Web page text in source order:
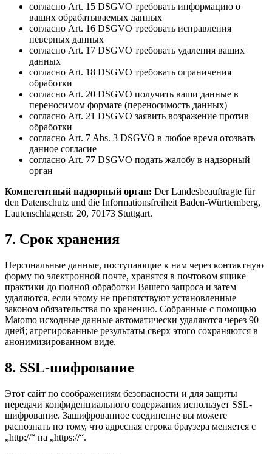
согласно Art. 15 DSGVO требовать информацию о
ваших обрабатываемых данных
согласно Art. 16 DSGVO требовать исправления
неверных данных
согласно Art. 17 DSGVO требовать удаления ваших
данных
согласно Art. 18 DSGVO требовать ограничения
обработки
согласно Art. 20 DSGVO получить ваши данные в
переносимом формате (переносимость данных)
согласно Art. 21 DSGVO заявить возражение против
обработки
согласно Art. 7 Abs. 3 DSGVO в любое время отозвать
данное согласие
согласно Art. 77 DSGVO подать жалобу в надзорный
орган
Компетентный надзорный орган: Der Landesbeauftragte für
den Datenschutz und die Informationsfreiheit Baden-Württemberg,
Lautenschlagerstr. 20, 70173 Stuttgart.
7. Срок хранения
Персональные данные, поступающие к нам через контактную
форму по электронной почте, хранятся в почтовом ящике
практики до полной обработки Вашего запроса и затем
удаляются, если этому не препятствуют установленные
законом обязательства по хранению. Собранные с помощью
Matomo исходные данные автоматически удаляются через 90
дней; агрегированные результаты сверх этого сохраняются в
анонимизированном виде.
8. SSL-шифрование
Этот сайт по соображениям безопасности и для защиты
передачи конфиденциального содержания использует SSL-
шифрование. Зашифрованное соединение вы можете
распознать по тому, что адресная строка браузера меняется с
„http://“ на „https://“.